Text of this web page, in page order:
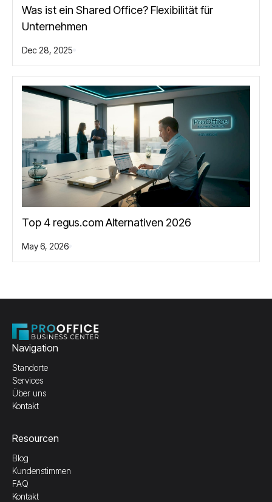
Was ist ein Shared Office? Flexibilität für
Unternehmen
Dec 28, 2025
Top 4 regus.com Alternativen 2026
May 6, 2026
Navigation
Standorte
Services
Über uns
Kontakt
Resourcen
Blog
Kundenstimmen
FAQ
Kontakt